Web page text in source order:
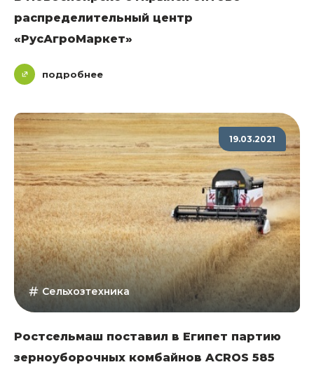
распределительный центр
«РусАгроМаркет»
подробнее
19.03.2021
Сельхозтехника
Ростсельмаш поставил в Египет партию
зерноуборочных комбайнов ACROS 585